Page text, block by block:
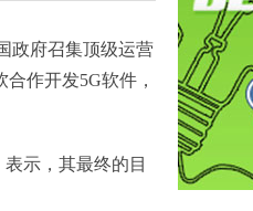
政府召集顶级运营
作开发5G软件，
示，其最终的目